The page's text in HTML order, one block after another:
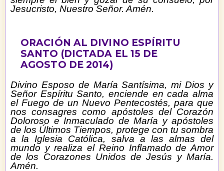
Jesucristo, Nuestro Señor. Amén.
ORACIÓN AL DIVINO ESPÍRITU
SANTO (DICTADA EL 15 DE
AGOSTO DE 2014)
Divino Esposo de María Santísima, mi Dios y
Señor Espíritu Santo, enciende en cada alma
el Fuego de un Nuevo Pentecostés, para que
nos consagres como apóstoles del Corazón
Doloroso e Inmaculado de María y apóstoles
de los Últimos Tiempos, protege con tu sombra
a la Iglesia Católica, salva a las almas del
mundo y realiza el Reino Inflamado de Amor
de los Corazones Unidos de Jesús y María.
Amén.